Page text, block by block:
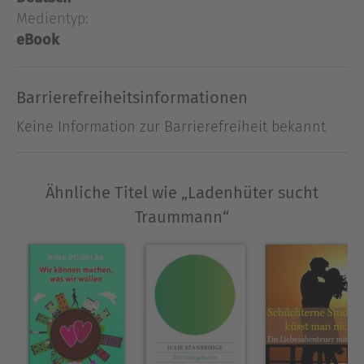
Medientyp:
eBook
Barrierefreiheitsinformationen
Keine Information zur Barrierefreiheit bekannt
Ähnliche Titel wie „Ladenhüter sucht
Traummann“